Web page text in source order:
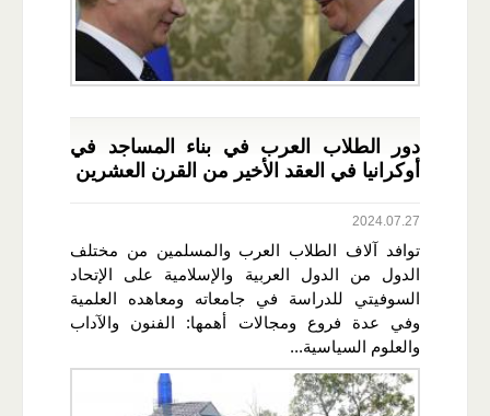
دور الطلاب العرب في بناء المساجد في
أوكرانيا في العقد الأخير من القرن العشرين
2024.07.27
توافد آلاف الطلاب العرب والمسلمين من مختلف
الدول من الدول العربية والإسلامية على الإتحاد
السوفيتي للدراسة في جامعاته ومعاهده العلمية
وفي عدة فروع ومجالات أهمها: الفنون والآداب
والعلوم السياسية...